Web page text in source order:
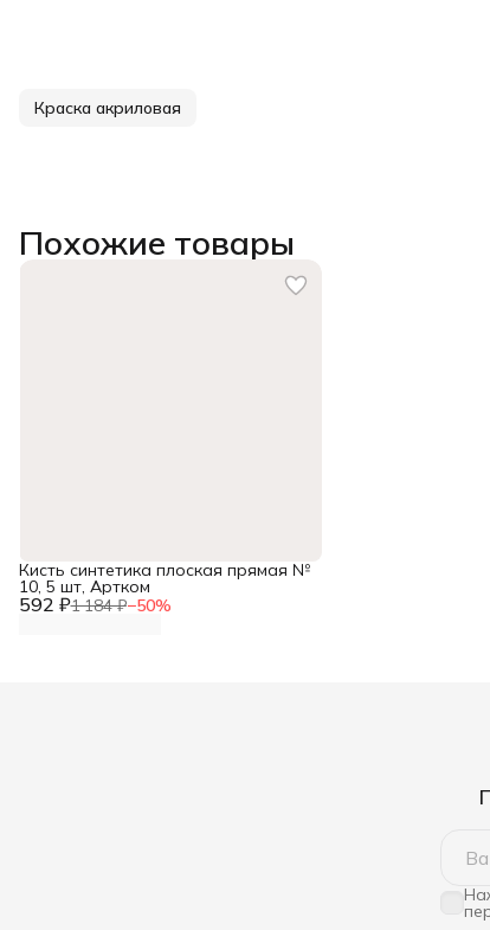
Краска акриловая
Похожие товары
592 ₽1 184 ₽−50%
Кисть синтетика плоская прямая №
10, 5 шт, Артком